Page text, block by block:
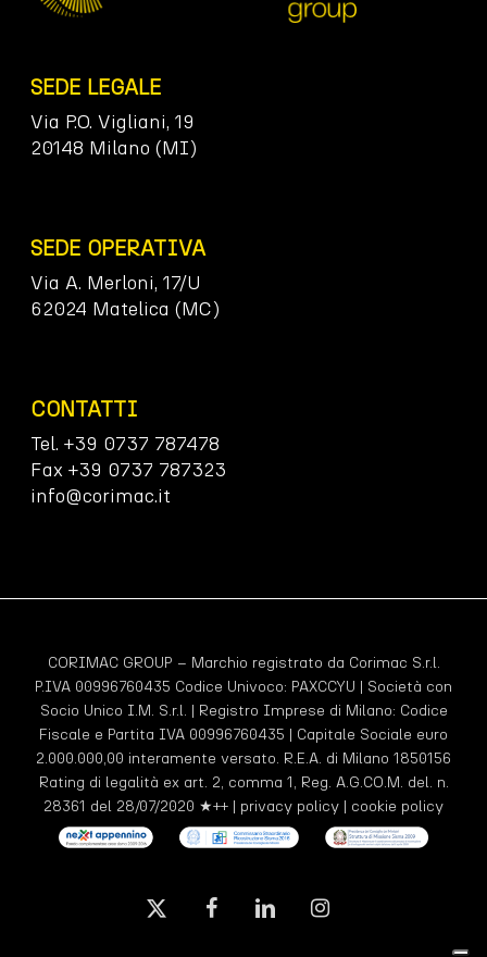
SEDE LEGALE
Via P.O. Vigliani, 19
20148 Milano (MI)
SEDE OPERATIVA
Via A. Merloni, 17/U
62024 Matelica (MC)
CONTATTI
Tel. +39 0737 787478
Fax +39 0737 787323
info@corimac.it
CORIMAC GROUP – Marchio registrato da Corimac S.r.l.
P.IVA 00996760435 Codice Univoco: PAXCCYU | Società con
Socio Unico I.M. S.r.l. | Registro Imprese di Milano: Codice
Fiscale e Partita IVA 00996760435 | Capitale Sociale euro
2.000.000,00 interamente versato. R.E.A. di Milano 1850156
Rating di legalità ex art. 2, comma 1, Reg. A.G.CO.M. del. n.
28361 del 28/07/2020 ★++ | privacy policy | cookie policy
x-
facebooklinkedin instagram